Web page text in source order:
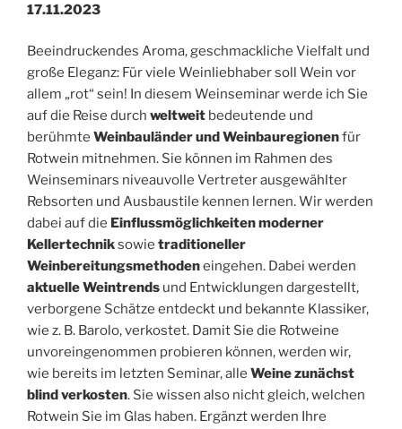
17.11.2023
Beeindruckendes Aroma, geschmackliche Vielfalt und
große Eleganz: Für viele Weinliebhaber soll Wein vor
allem „rot“ sein! In diesem Weinseminar werde ich Sie
auf die Reise durch weltweit bedeutende und
berühmte Weinbauländer und Weinbauregionenfür
Rotwein mitnehmen. Sie können im Rahmen des
Weinseminars niveauvolle Vertreter ausgewählter
Rebsorten und Ausbaustile kennen lernen. Wir werden
dabei auf die Einflussmöglichkeiten moderner
Kellertechniksowie traditioneller
Weinbereitungsmethodeneingehen. Dabei werden
aktuelle Weintrends und Entwicklungen dargestellt,
verborgene Schätze entdeckt und bekannte Klassiker,
wie z. B. Barolo, verkostet. Damit Sie die Rotweine
unvoreingenommen probieren können, werden wir,
wie bereits im letzten Seminar, alle Weine zunächst
blind verkosten. Sie wissen also nicht gleich, welchen
Rotwein Sie im Glas haben. Ergänzt werden Ihre